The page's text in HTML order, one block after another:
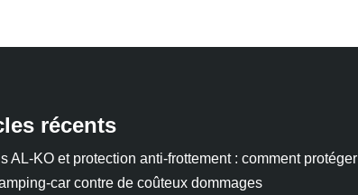
récents
AL-KO et protection anti-frottement : comment protéger
car contre de coûteux dommages